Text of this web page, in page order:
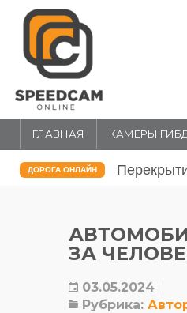
ГЛАВНАЯ КАМЕРЫ
ДОРОГА ОНЛАЙН
ЗА
03.05.2024
Рубрика: